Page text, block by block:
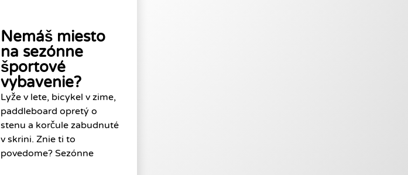
Nemáš miesto
na sezónne
športové
vybavenie?
Lyže v lete, bicykel v zime,
paddleboard opretý o
stenu a korčule zabudnuté
v skrini. Znie ti to
povedome? Sezónne